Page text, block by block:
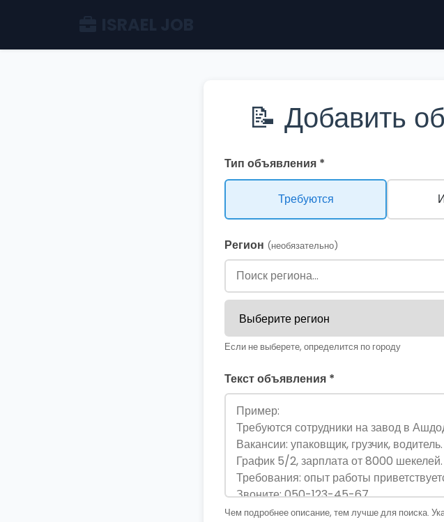
📝 Добавить
Тип объявления *
Требуются
Регион (необязательно)
Если не выберете, определится по городу
Текст объявления *
Чем подробнее описание, тем лучше для поиска.